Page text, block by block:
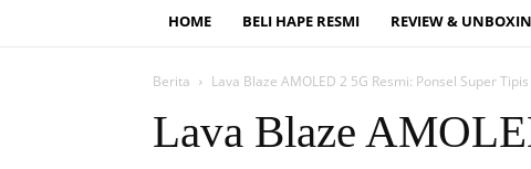
HOME BELI HAPE RESMI REVIEW &
Berita Lava Blaze AMOLED 2 5G Resmi: Ponsel Super
Lava Blaze